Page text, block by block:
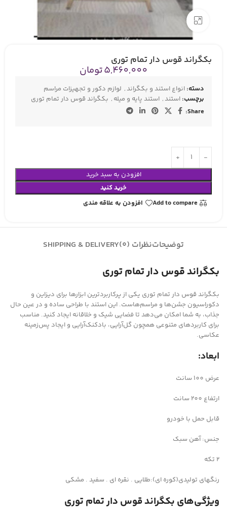
بزرگنمایی تصویر
بکگراند قوس دار تمام توری
5,460,000تومان
دسته: انواع استند و بکگراند, لوازم دکور و تجهیزات مراسم
برچسب: استند, استند پایه و میله , بکگراند قوس دار تمام توری
Share:
افزودن به سبد خرید
خرید کنید
Add to compare
افزودن به علاقه مندی
توضیحاتنظرات (0) SHIPPING & DELIVERY
بکگراند قوس دار تمام توری
بکگراند قوس دار تمام توری یکی از پرکاربردترین ابزارها برای دیزاین و
دکوراسیون جشن‌ها و مراسم‌هاست. این استند با طراحی ساده و در عین حال
جذاب، به شما امکان می‌دهد تا فضایی شیک و خلاقانه ایجاد کنید. مناسب
برای کاربردهای متنوعی همچون گل‌آرایی، بادکنک‌آرایی و ایجاد پس‌زمینه
عکاسی.
ابعاد:
عرض 100 سانت
ارتفاع 200 سانت
قابل حمل با خودرو
جنس: آهن سبک
2 تکه
رنگهای تولیدی(کوره ای):طلایی . نقره ای . سفید . مشکی
ویژگی‌های بکگراند قوس دار تمام توری